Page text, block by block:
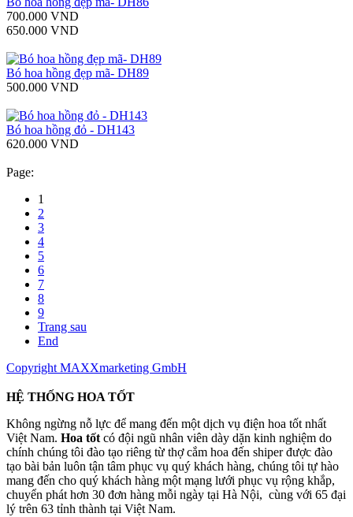
700.000 VND
650.000 VND
Bó hoa hồng đẹp mã- DH89
500.000 VND
Bó hoa hồng đỏ - DH143
620.000 VND
Page:
1
2
3
4
5
6
7
8
9
Trang sau
End
Copyright MAXXmarketing GmbH
HỆ THỐNG HOA TỐT
Không ngừng nỗ lực để mang đến một dịch vụ điện hoa tốt nhất
Việt Nam. Hoa tốt có đội ngũ nhân viên dày dặn kinh nghiệm do
chính chúng tôi đào tạo riêng từ thợ cắm hoa đến shiper được đào
tạo bài bản luôn tận tâm phục vụ quý khách hàng, chúng tôi tự hào
mang đến cho quý khách hàng một mạng lưới phục vụ rộng khắp,
chuyển phát hơn 30 đơn hàng mỗi ngày tại Hà Nội, cùng với 65 đại
lý trên 63 tỉnh thành tại Việt Nam.